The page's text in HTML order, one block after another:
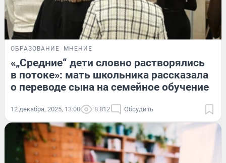
ОБРАЗОВАНИЕ МНЕНИЕ
«„Средние“ дети словно растворялись
в потоке»: мать школьника рассказала
о переводе сына на семейное обучение
12 декабря, 2025, 13:00 8 812 Обсудить